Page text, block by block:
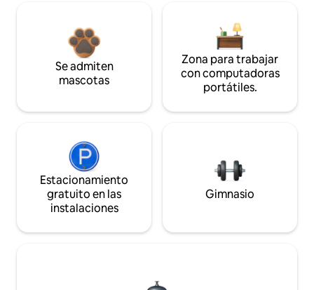
Se admiten
mascotas
Zona para trabajar
con computadoras
portátiles.
Estacionamiento
gratuito en las
instalaciones
Gimnasio